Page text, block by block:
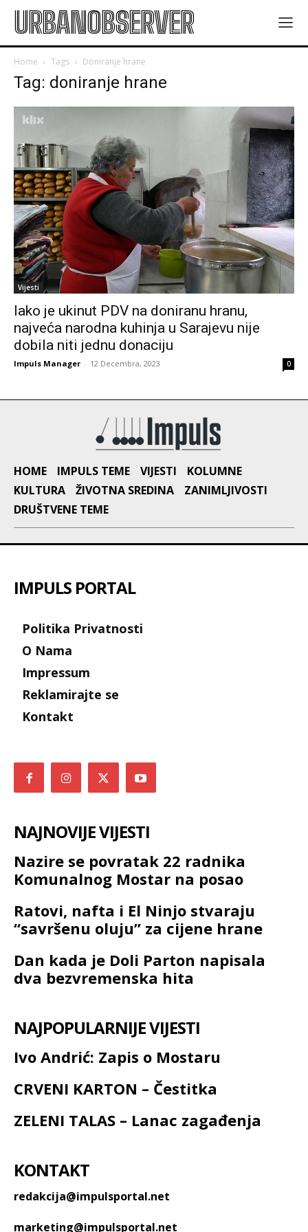
URBANOBSERVER
Home Tags Doniranje hrane
Tag: doniranje hrane
Vijesti
Iako je ukinut PDV na doniranu hranu,
najveća narodna kuhinja u Sarajevu nije
dobila niti jednu donaciju
Impuls Manager - 12 Decembra, 2023 0
HOME IMPULS TEME VIJESTI
KOLUMNE
KULTURA
ŽIVOTNA SREDINA
ZANIMLJIVOSTI
DRUŠTVENE TEME
IMPULS PORTAL
Politika Privatnosti
O Nama
Impressum
Reklamirajte se
Kontakt
NAJNOVIJE VIJESTI
Nazire se povratak 22 radnika
Komunalnog Mostar na posao
Ratovi, nafta i El Ninjo stvaraju
“savršenu oluju” za cijene hrane
Dan kada je Doli Parton napisala
dva bezvremenska hita
NAJPOPULARNIJE VIJESTI
Ivo Andrić: Zapis o Mostaru
CRVENI KARTON – Čestitka
ZELENI TALAS – Lanac zagađenja
KONTAKT
redakcija@impulsportal.net
marketing@impulsportal.net